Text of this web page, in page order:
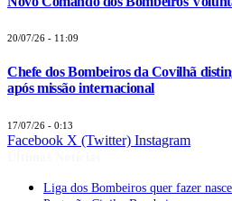
20/07/26 - 11:09
Chefe dos Bombeiros da Covilhã
após missão internacional
17/07/26 - 0:13
Facebook X (Twitter) Instagram
Liga dos Bombeiros quer fazer